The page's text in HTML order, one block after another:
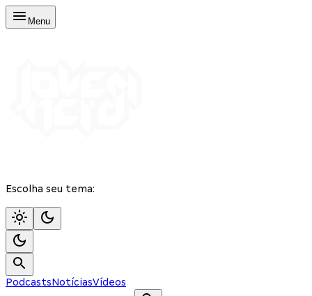
Menu
Escolha seu tema:
PodcastsNotíciasVídeos